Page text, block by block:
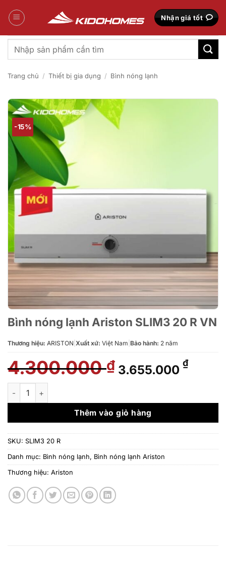
qua
Nhận giá tốt
Tìm
kiếm:
Trang chủ / Thiết bị gia dụng / Bình nóng lạnh
-15%
Bình nóng lạnh Ariston SLIM3 20 R VN
Thương hiệu: ARISTON Xuất xứ: Việt Nam Bảo hành: 2 năm
4.300.000₫ Giá
gốc
4.300.000 ₫.
3.655.000 ₫Giá
là:
Bình nóng lạnh Ariston SLIM3 20 R VN số lượng
Thêm vào giỏ hàng
SKU: SLIM3 20 R
Danh mục: Bình nóng lạnh, Bình nóng lạnh Ariston
Thương hiệu: Ariston